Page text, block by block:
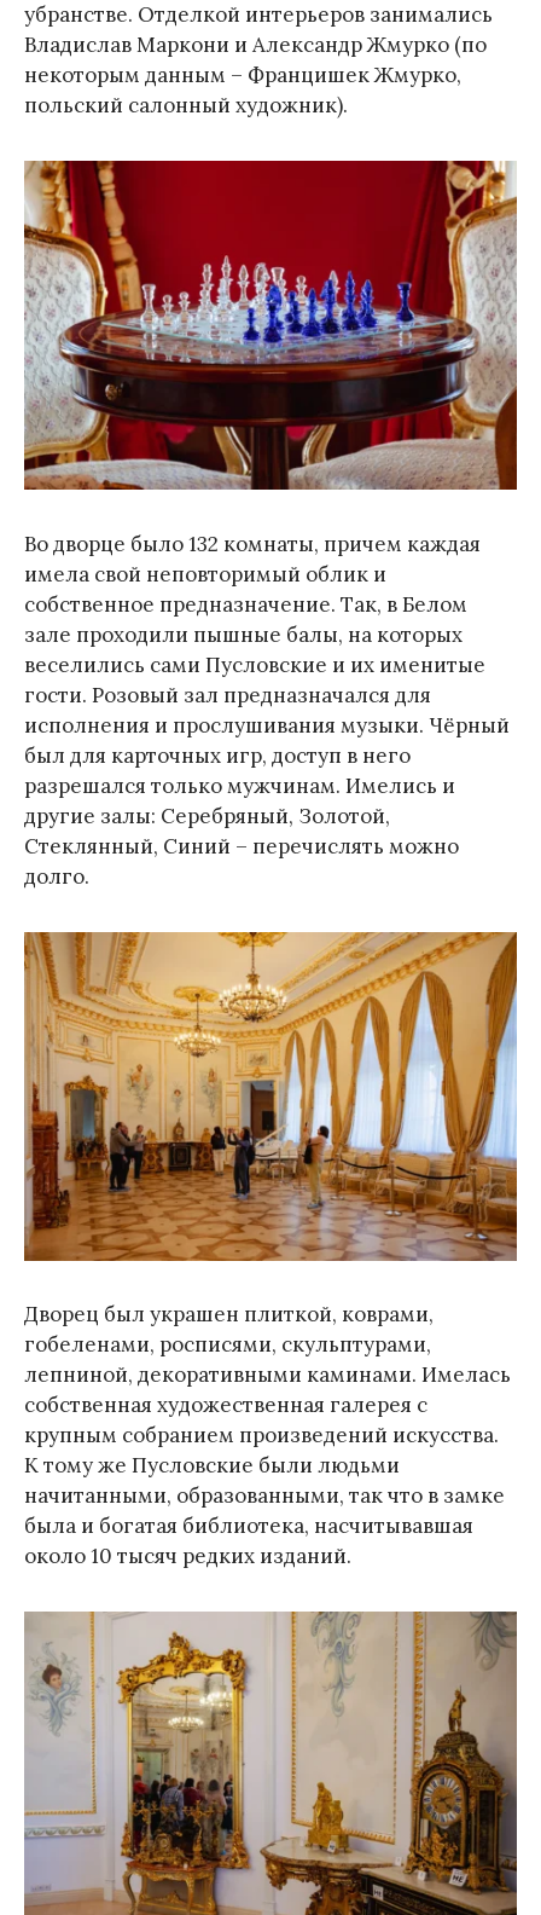
убранстве. Отделкой интерьеров занимались
Владислав Маркони и Александр Жмурко (по
некоторым данным – Францишек Жмурко,
польский салонный художник).
Во дворце было 132 комнаты, причем каждая
имела свой неповторимый облик и
собственное предназначение. Так, в Белом
зале проходили пышные балы, на которых
веселились сами Пусловские и их именитые
гости. Розовый зал предназначался для
исполнения и прослушивания музыки. Чёрный
был для карточных игр, доступ в него
разрешался только мужчинам. Имелись и
другие залы: Серебряный, Золотой,
Стеклянный, Синий – перечислять можно
долго.
Дворец был украшен плиткой, коврами,
гобеленами, росписями, скульптурами,
лепниной, декоративными каминами. Имелась
собственная художественная галерея с
крупным собранием произведений искусства.
К тому же Пусловские были людьми
начитанными, образованными, так что в замке
была и богатая библиотека, насчитывавшая
около 10 тысяч редких изданий.